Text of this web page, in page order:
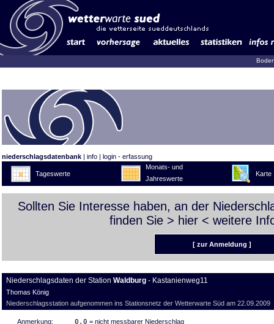
niederschlagsdatenbank | info | login - erfassung
Tageswerte
Monats- und
Jahreswerte
Karte
Sollten Sie Interesse haben, an der
finden Sie > hier < weitere
[ zur Anmeldung ]
Niederschlagsdaten der Station Waldburg - Kastanienweg11
Thomas König
Niederschlagsstation aufgenommen ins Stationsnetz der Wetterwarte Süd am 22.09.2009
Anmerkung: 0,0 = nicht messbarer Niederschlag